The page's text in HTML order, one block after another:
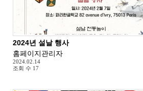
2024년 설날 행사
홈페이지관리자
2024.02.14
조회 수 17